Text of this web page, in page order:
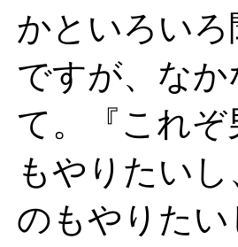
かといろい
ですが、な
て。『これ
もやりたい
のもやりた